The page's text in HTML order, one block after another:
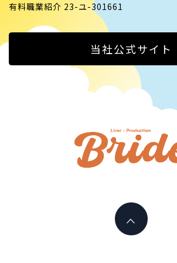
有料職業紹介 23-ユ-301661
当社公式サイト